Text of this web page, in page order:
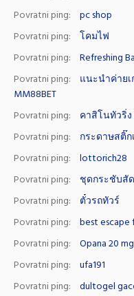
Povratni ping:
pc shop
Povratni ping:
โคมไฟ
Povratni ping:
Refreshing
Povratni ping:
แนะนำค่าย
MM88BET
Povratni ping:
คาสิโนทัวริ่ง
Povratni ping:
กระดาษสติ๊
Povratni ping:
lottorich28
Povratni ping:
ชุดกระชับสั
Povratni ping:
ตั๋วรถทัวร์
Povratni ping:
best
Povratni ping:
Opana 20
Povratni ping:
ufa191
Povratni ping:
dultogel